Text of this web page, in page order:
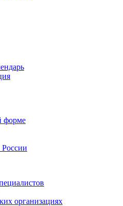
форме
России
организациях